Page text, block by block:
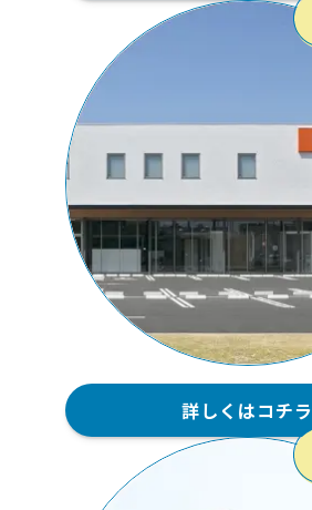
詳しくはコチラ